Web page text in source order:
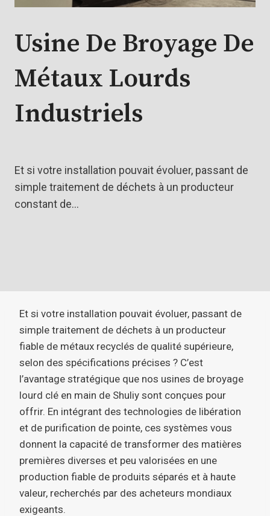
Usine De Broyage De
Métaux Lourds
Industriels
Et si votre installation pouvait évoluer, passant de
simple traitement de déchets à un producteur
constant de…
Et si votre installation pouvait évoluer, passant de
simple traitement de déchets à un producteur
fiable de métaux recyclés de qualité supérieure,
selon des spécifications précises ? C’est
l’avantage stratégique que nos usines de broyage
lourd clé en main de Shuliy sont conçues pour
offrir. En intégrant des technologies de libération
et de purification de pointe, ces systèmes vous
donnent la capacité de transformer des matières
premières diverses et peu valorisées en une
production fiable de produits séparés et à haute
valeur, recherchés par des acheteurs mondiaux
exigeants.